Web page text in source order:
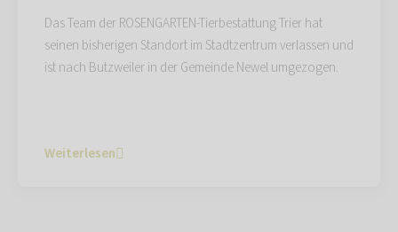
Das Team der ROSENGARTEN-Tierbestattung Trier hat
seinen bisherigen Standort im Stadtzentrum verlassen und
ist nach Butzweiler in der Gemeinde Newel umgezogen.
Weiterlesen